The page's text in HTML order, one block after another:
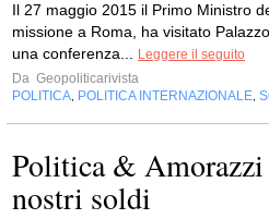
Il 27 maggio 2015 il Primo Ministro
missione a Roma, ha visitato
una conferenza...
Leggere il seguito
Da Geopoliticarivista
POLITICA POLITICA INTERNAZIONALE
Politica &
nostri soldi